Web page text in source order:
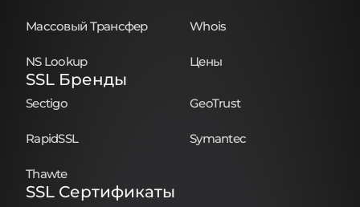
Массовый Трансфер Whois
NS Lookup Цены
SSL Бренды
Sectigo GeoTrust
RapidSSL Symantec
Thawte
SSL Сертификаты